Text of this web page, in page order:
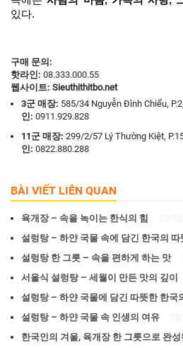
있다.
구매 문의:
핫라인: 08.333.000.55
웹사이트: Sieuthithitbo.net
3군 매장: 585/34 Nguyễn Đình Chiểu,
인: 0911.929.828
11군 매장: 299/2/57 Lý Thường Kiệt,
인: 0822.880.288
BÀI VIẾT LIÊN QUAN
육개장 – 속을 녹이는 한식의 힘
설렁탕 – 하얀 국물 속에 담긴 한국의 따
설렁탕 한 그릇 – 속을 편하게 하는 맛
서울식 설렁탕 – 세월이 만든 맛의 깊이
설렁탕 – 하얀 국물에 담긴 따뜻한 한국
설렁탕 – 하얀 국물 속 인생의 여유
한국인의 겨울, 육개장 한 그릇으로 완